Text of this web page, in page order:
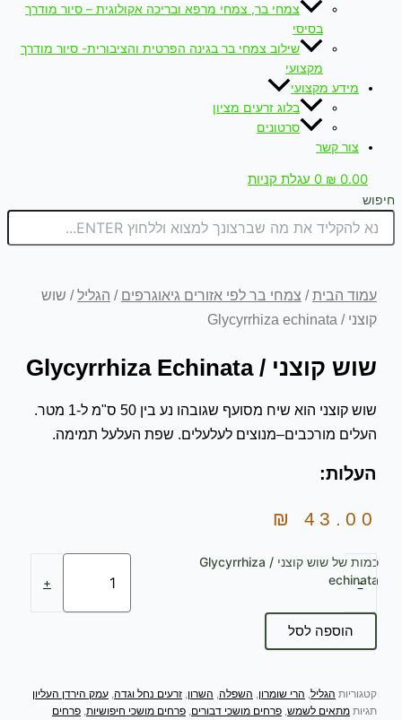
צמחי בר, צמחי מרפא ובריכה אקולוגית – סיור מודרך
בסיסי
שילוב צמחי בר בגינה הפרטית והציבורית- סיור מודרך
מקצועי
מידע מקצועי
בלוג זרעים מציון
סרטונים
צור קשר
₪ 0.00
0 עגלת קניות
חיפוש
עמוד הבית/ צמחי בר לפי אזורים גיאוגרפים / הגליל/ שוש
קוצני / Glycyrrhiza echinata
שוש קוצני / Glycyrrhiza Echinata
שוש קוצני הוא שיח מסועף שגובהו נע בין 50 ס"מ ל-1 מטר.
העלים מורכבים–מנוצים לעלעלים. שפת העלעל תמימה.
העלות:
₪ 43.00
-
כמות של שוש קוצני / Glycyrrhiza
echinata
+
הוספה לסל
קטגוריות הגליל הרי שומרון השפלה השרון זרעים נחל וגדה עמק הירדן העליון
תגיות מתאים לשמש פרחים מושכי דבורים פרחים מושכי חיפושיות פרחים